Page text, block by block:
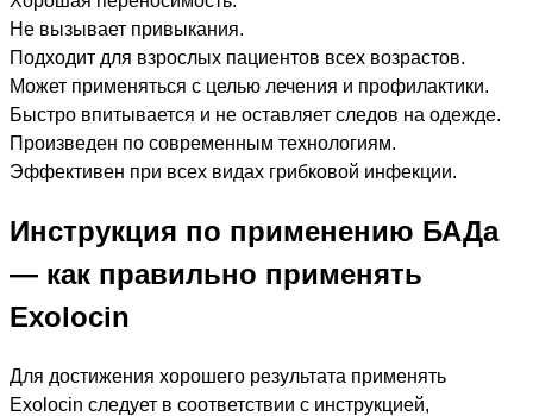
Не вызывает привыкания.
Подходит для взрослых пациентов всех возрастов.
Может применяться с целью лечения и профилактики.
Быстро впитывается и не оставляет следов на одежде.
Произведен по современным технологиям.
Эффективен при всех видах грибковой инфекции.
Инструкция по применению БАДа
— как правильно применять
Exolocin
Для достижения хорошего результата применять
Exolocin следует в соответствии с инструкцией,